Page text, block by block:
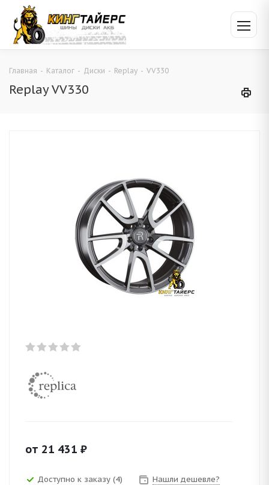
Главная - Каталог - Диски - Replay - VV330
Replay VV330
от 21 431 ₽
Доступно к заказу (4)
Нашли дешевле?